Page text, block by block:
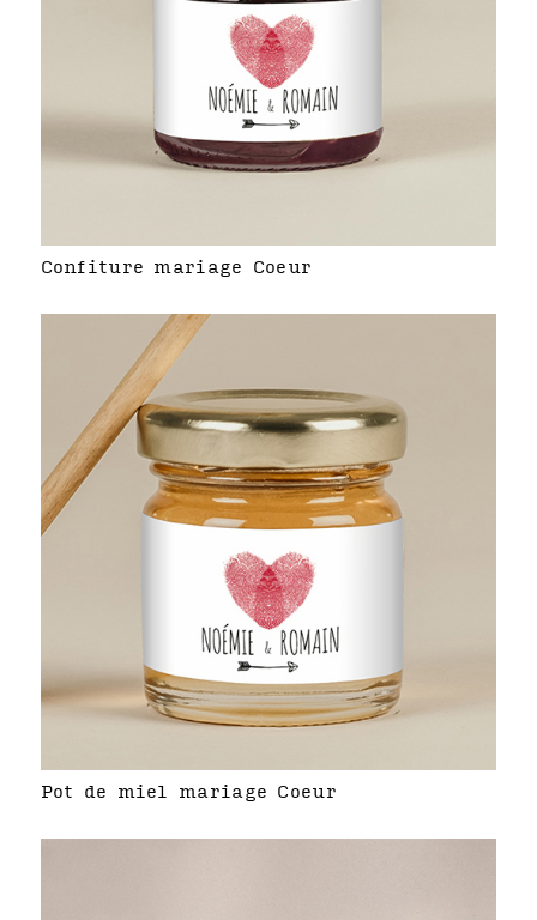
Confiture mariage Coeur
Pot de miel mariage Coeur